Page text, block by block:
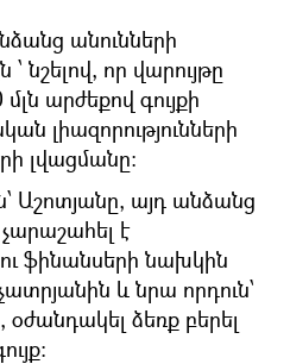
անունների
նշելով, որ վարույթը
արժեքով գույքի
լիազորությունների
լվացմանը։
Աշոտյանը, այդ անձանց
է
ֆինանսերի նախկին
և նրա որդուն՝
ձեռք բերել